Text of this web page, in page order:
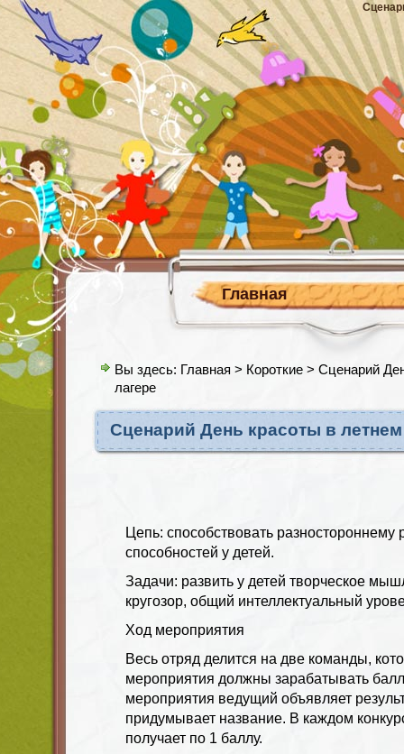
Главная
Вы здесь: Главная > Короткие > Сценарий
лагере
Сценарий День красоты в летнем
Цепь: способствовать разностороннему
способностей у детей.
Задачи: развить у детей творческое
кругозор, общий интеллектуальный
Ход мероприятия
Весь отряд делится на две команды,
мероприятия должны зарабатывать
мероприятия ведущий объявляет
придумывает название. В каждом
получает по 1 баллу.